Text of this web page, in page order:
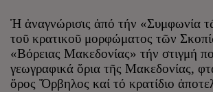
Ἡ ἀναγνώρισις ἀπό τήν «Συμφωνία
τοῦ κρατικοῦ μορφώματος τῶν
«Βόρειας Μακεδονίας» τήν στιγμή
γεωγραφικά ὅρια τῆς Μακεδονίας,
ὄρος Ὄρβηλος καί τό κρατίδιο